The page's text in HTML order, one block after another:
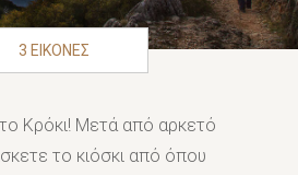
3 ΕΙΚΟΝΕΣ
Κρόκι! Μετά από αρκετό
το κιόσκι από όπου